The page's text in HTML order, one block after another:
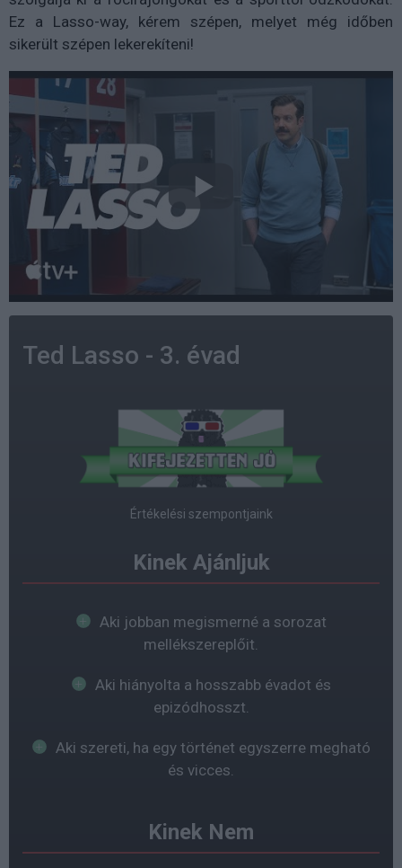
Ez a Lasso-way, kérem szépen, melyet még időben
sikerült szépen lekerekíteni!
Ted Lasso - 3. évad
Értékelési szempontjaink
Kinek Ajánljuk
Aki jobban megismerné a sorozat
mellékszereplőit.
Aki hiányolta a hosszabb évadot és
epizódhosszt.
Aki szereti, ha egy történet egyszerre megható
és vicces.
Kinek Nem